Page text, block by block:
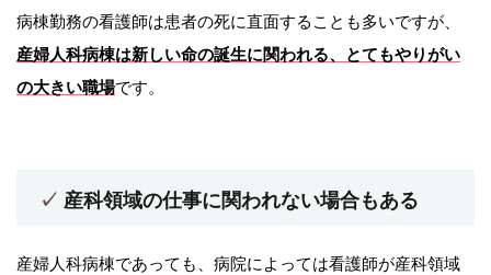
病棟勤務の看護師は患者の死に直面することも多いですが、
産婦人科病棟は新しい命の誕生に関われる、とてもやりがい
の大きい職場です。
産科領域の仕事に関われない場合もある
産婦人科病棟であっても、病院によっては看護師が産科領域